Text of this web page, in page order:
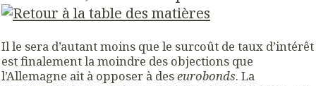
Il le sera d’autant moins que le surcoût de taux d’intérêt
est finalement la moindre des objections que
l’Allemagne ait à opposer à deseurobonds. La